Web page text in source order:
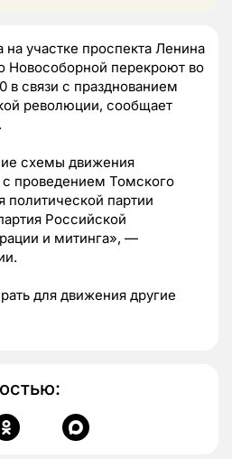
участке проспекта Ленина
Новособорной перекроют во
в связи с празднованием
революции, сообщает
схемы движения
с проведением Томского
политической партии
Российской
и митинга», —
для движения другие